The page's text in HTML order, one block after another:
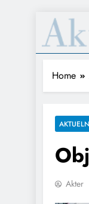
Home
Akter